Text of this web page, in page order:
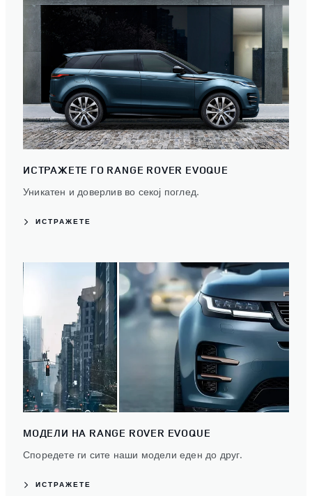
ИСТРАЖЕТЕ ГО RANGE ROVER EVOQUE
Уникатен и доверлив во секој поглед.
ИСТРАЖЕТЕ
МОДЕЛИ НА RANGE ROVER EVOQUE
Споредете ги сите наши модели еден до друг.
ИСТРАЖЕТЕ